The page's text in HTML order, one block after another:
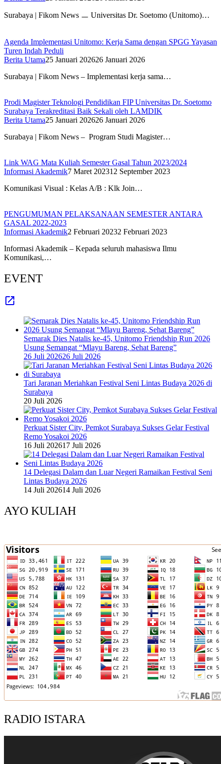
Surabaya | Fikom News ㅡ Universitas Dr. Soetomo (Unitomo)…
Agenda Implementasi Unitomo: Kerja Sama dengan SPGG Yayasan
Turen Indah Peduli
Berita Utama25 Januari 202626 Januari 2026
Surabaya | Fikom News – Implementasi kerja sama…
Prodi Magister Teknologi Pendidikan FIP Universitas Dr. Soetomo
Surabaya Terakreditasi Baik Sekali oleh LAMDIK
Berita Utama25 Januari 202626 Januari 2026
Surabaya | Fikom News – Program Studi Magister…
Link WAG Mata Kuliah Semester Gasal Tahun 2023/2024
Informasi Akademik7 Maret 202312 September 2023
Komunikasi Visual : Kelas A/B : Klk Join…
PENGUMUMAN PELAKSANAAN SEMESTER ANTARA
GASAL 2022-2023
Informasi Akademik2 Februari 20232 Februari 2023
Informasi Akademik – Kepada seluruh mahasiswa Ilmu
Komunikasi,…
EVENT
Semarak Dies Natalis ke-45, Unitomo Friendship Run 2026
Usung Semangat “Mlayu Bareng, Sehat Bareng”
26 Juli 202626 Juli 2026
Tari Jaranan Meriahkan Festival Seni Lintas Budaya 2026 di
Surabaya
20 Juli 2026
Perkuat Sister City, Pemkot Surabaya Sukses Gelar Festival
Remo Yosakoi 2026
16 Juli 202617 Juli 2026
14 Delegasi Dalam dan Luar Negeri Ramaikan Festival Seni
Lintas Budaya 2026
14 Juli 202614 Juli 2026
AYO KULIAH
RADIO ISTARA